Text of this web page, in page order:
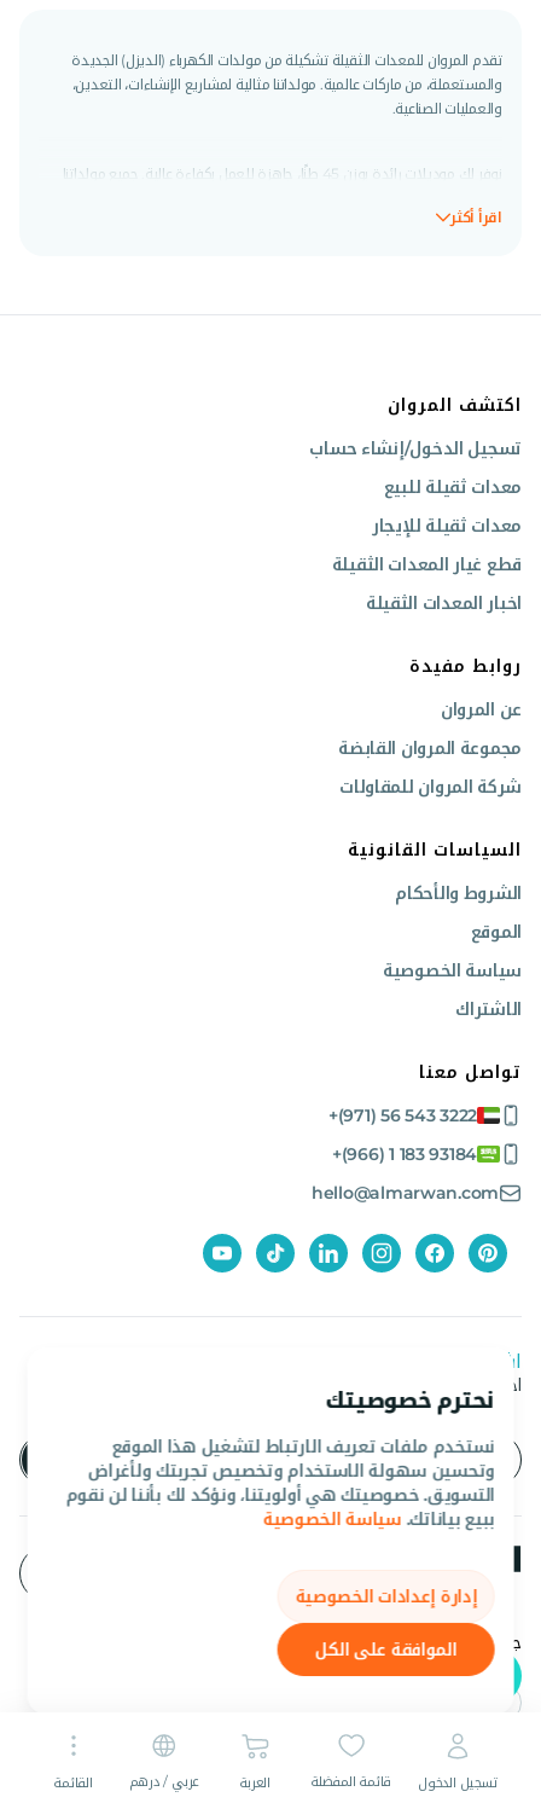
تقدم المروان للمعدات الثقيلة تشكيلة من مولدات الكهرباء (الديزل) الجديدة
والمستعملة، من ماركات عالمية. مولداتنا مثالية لمشاريع الإنشاءات، التعدين،
والعمليات الصناعية.
نوفر لك موديلات رائدة بوزن 45 طنًا، جاهزة للعمل بكفاءة عالية. جميع مولداتنا
اختر المروان لمصدر طاقة موثوق. تصفح مجموعتنا الكاملة من مولدات كهرباء
ديزل المعروضة للبيع، شاهد فيديوهات التشغيل، وحمل المواصفات الفنية.
اقرأ أكثر
نحترم خصوصيتك
نستخدم ملفات تعريف الارتباط لتشغيل هذا الموقع
وتحسين سهولة الاستخدام وتخصيص تجربتك ولأغراض
التسويق. خصوصيتك هي أولويتنا، ونؤكد لك بأننا لن نقوم
ببيع بياناتك. سياسة الخصوصية
إدارة إعدادات الخصوصية
الموافقة على الكل
اكتشف المروان
تسجيل الدخول/إنشاء حساب
معدات ثقيلة للبيع
معدات ثقيلة للإيجار
قطع غيار المعدات الثقيلة
اخبار المعدات الثقيلة
روابط مفيدة
عن المروان
مجموعة المروان القابضة
شركة المروان للمقاولات
السياسات القانونية
الشروط والأحكام
الموقع
سياسة الخصوصية
الاشتراك
تواصل معنا
+(971) 56 543 3222
+(966) 1 183 93184
hello@almarwan.com
اشترك في نشرتنا الإخبارية
احصل على آخر العروض والأخبار من المروان
جميع الحقوق محفوظه المروان 2026©.
تسجيل الدخول قائمة المفضلة العربة عربي / درهم القائمة